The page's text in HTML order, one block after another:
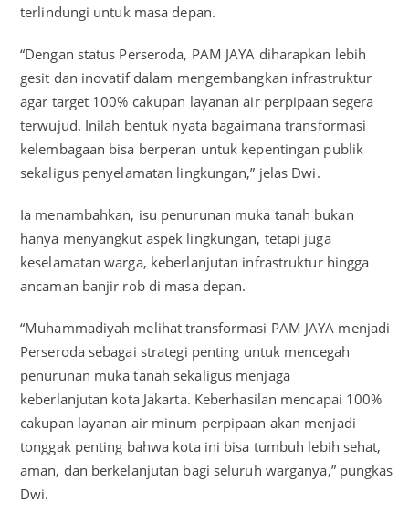
terlindungi untuk masa depan.
“Dengan status Perseroda, PAM JAYA diharapkan lebih
gesit dan inovatif dalam mengembangkan infrastruktur
agar target 100% cakupan layanan air perpipaan segera
terwujud. Inilah bentuk nyata bagaimana transformasi
kelembagaan bisa berperan untuk kepentingan publik
sekaligus penyelamatan lingkungan,” jelas Dwi.
Ia menambahkan, isu penurunan muka tanah bukan
hanya menyangkut aspek lingkungan, tetapi juga
keselamatan warga, keberlanjutan infrastruktur hingga
ancaman banjir rob di masa depan.
“Muhammadiyah melihat transformasi PAM JAYA menjadi
Perseroda sebagai strategi penting untuk mencegah
penurunan muka tanah sekaligus menjaga
keberlanjutan kota Jakarta. Keberhasilan mencapai 100%
cakupan layanan air minum perpipaan akan menjadi
tonggak penting bahwa kota ini bisa tumbuh lebih sehat,
aman, dan berkelanjutan bagi seluruh warganya,” pungkas
Dwi.